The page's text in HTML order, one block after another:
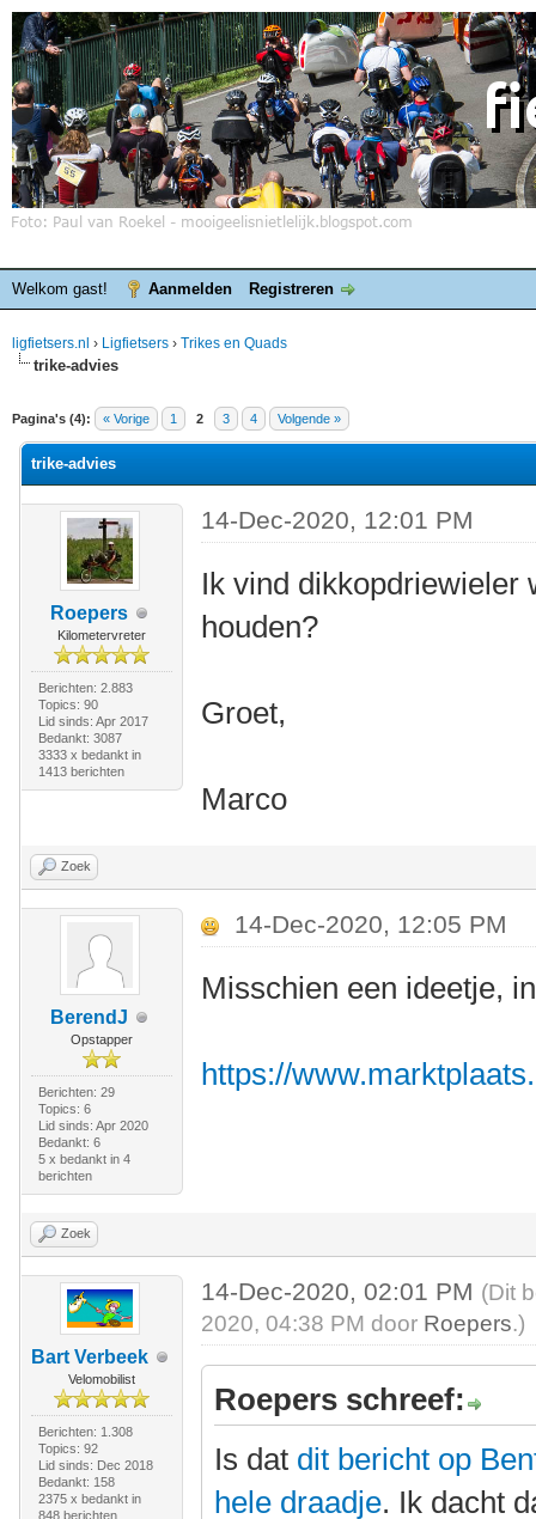
Welkom gast! Aanmelden Registreren
ligfietsers.nl › Ligfietsers › Trikes en Quads
trike-advies
Pagina's (4): « Vorige 1 2 3 4 Volgende »
waardering is 0
trike-advies
Roepers
Kilometervreter
Berichten: 2.883
Topics: 90
Lid sinds: Apr 2017
Bedankt: 3087
3333 x bedankt in
1413 berichten
14-Dec-2020, 12:01 PM
Ik vind dikkopdriewieler
houden?
Groet,
Marco
Zoek
BerendJ
Opstapper
Berichten: 29
Topics: 6
Lid sinds: Apr 2020
Bedankt: 6
5 x bedankt in 4
berichten
14-Dec-2020, 12:05 PM
Misschien een ideetje,
https://
Zoek
Bart Verbeek
Velomobilist
Berichten: 1.308
Topics: 92
Lid sinds: Dec 2018
Bedankt: 158
2375 x bedankt in
848 berichten
14-Dec-2020, 02:01 PM (Dit
2020, 04:38 PM door Roepers.)
Roepers schreef:
Is dat dit bericht op
hele draadje. Ik dacht